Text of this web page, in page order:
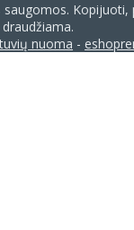
Kopijuoti,
nuoma -